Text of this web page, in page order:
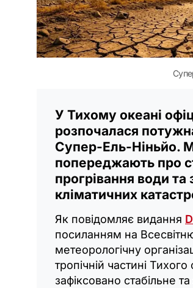
У Тихому океані
розпочалася
Супер-Ель-Ніньйо.
попереджають про
прогрівання води та
кліматичних
Як повідомляє видання
посиланням на
метеорологічну
тропічній частині
зафіксовано стабільне